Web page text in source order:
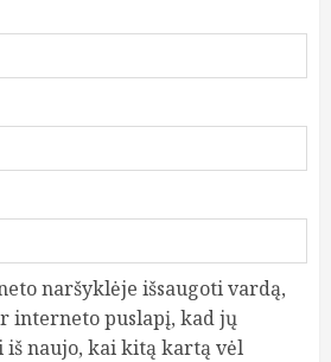
naršyklėje išsaugoti vardą,
interneto puslapį, kad jų
naujo, kai kitą kartą vėl